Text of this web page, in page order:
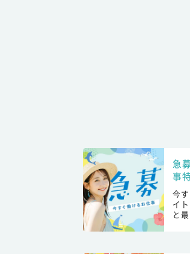
急
事
今
イ
と